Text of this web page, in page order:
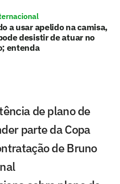
a usar apelido na camisa,
desistir de atuar no
entenda
de plano de
parte da Copa
de Bruno